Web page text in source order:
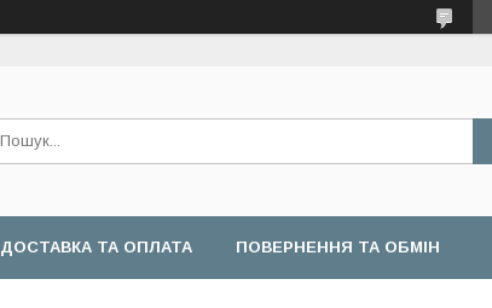
ДОСТАВКА ТА ОПЛАТА ПОВЕРНЕННЯ ТА ОБМІН